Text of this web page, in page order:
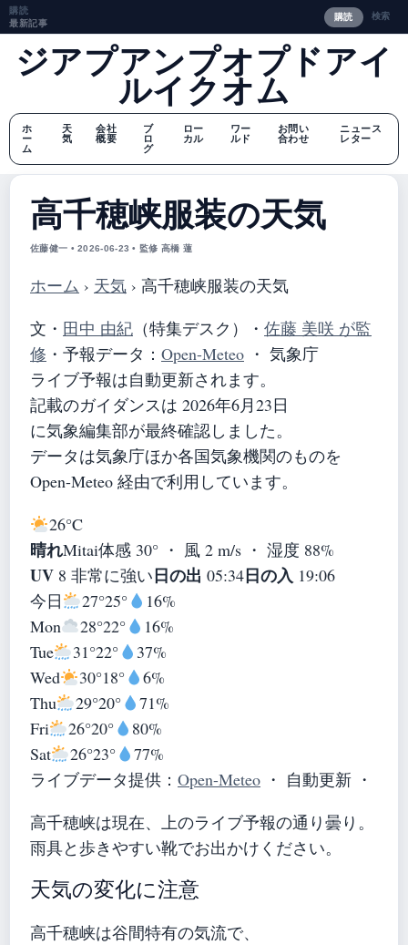
購読
最新記事
購読 検索
ジアプアンプオプドアイ
ルイクオム
ホ
ー
ム
天
気
会社
概要
ブ
ロ
グ
ロー
カル
ワー
ルド
お問い
合わせ
ニュース
レター
高千穂峡服装の天気
佐藤健一 • 2026-06-23 • 監修 高橋 蓮
ホーム › 天気 › 高千穂峡服装の天気
文・ 田中 由紀 （特集デスク） ・ 佐藤 美咲 が監
修 ・ 予報データ： Open-Meteo ・ 気象庁
ライブ予報は自動更新されます。
記載のガイダンスは 2026年6月23日
に気象編集部が最終確認しました。
データは気象庁ほか各国気象機関のものを
Open-Meteo 経由で利用しています。
26°C
晴れMitai体感 30° ・ 風 2 m/s ・ 湿度 88%
UV 8 非常に強い日の出 05:34日の入 19:06
今日
27°25°
16%
Mon
28°22°
16%
Tue
31°22°
37%
Wed
30°18°
6%
Thu
29°20°
71%
Fri
26°20°
80%
Sat
26°23°
77%
ライブデータ提供： Open-Meteo ・ 自動更新 ・
高千穂峡は現在、上のライブ予報の通り曇り。
雨具と歩きやすい靴でお出かけください。
天気の変化に注意
高千穂峡は谷間特有の気流で、